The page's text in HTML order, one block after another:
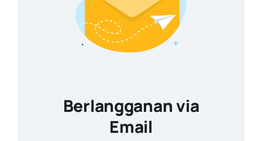
Berlangganan via
Email